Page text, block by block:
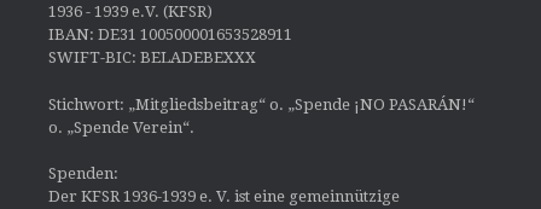
1936 - 1939 e.V. (KFSR)
IBAN: DE31 100500001653528911
SWIFT-BIC: BELADEBEXXX
Stichwort: „Mitgliedsbeitrag“ o. „Spende ¡NO PASARÁN!“
o. „Spende Verein“.
Spenden:
Der KFSR 1936-1939 e. V. ist eine gemeinnützige